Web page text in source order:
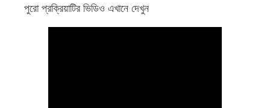
পুরো প্রক্রিয়াটির ভিডিও এখানে দেখুন